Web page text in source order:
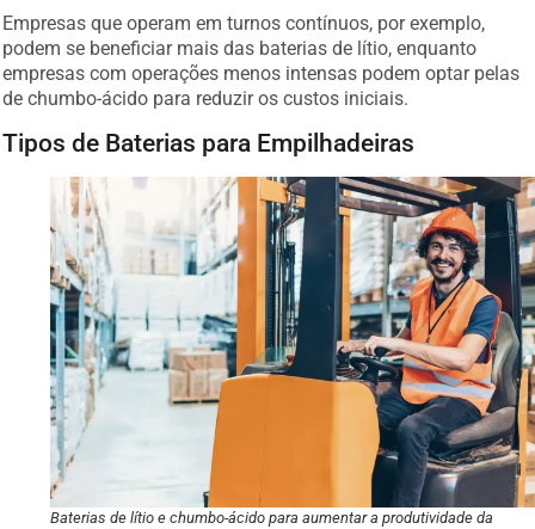
Empresas que operam em turnos contínuos, por exemplo,
podem se beneficiar mais das baterias de lítio, enquanto
empresas com operações menos intensas podem optar pelas
de chumbo-ácido para reduzir os custos iniciais.
Tipos de Baterias para Empilhadeiras
Baterias de lítio e chumbo-ácido para aumentar a produtividade da